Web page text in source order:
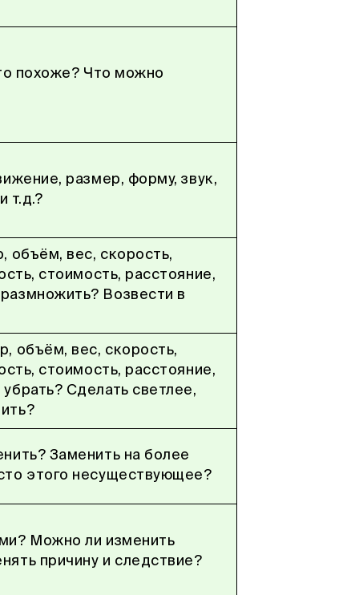
похоже? Что можно
размер, форму, звук,
т.д.?
объём, вес, скорость,
стоимость, расстояние,
Возвести в
объём, вес, скорость,
стоимость, расстояние,
Сделать светлее,
Заменить на более
этого несуществующее?
Можно ли изменить
причину и следствие?